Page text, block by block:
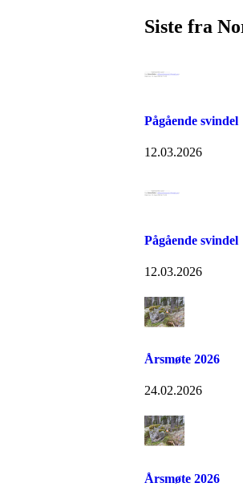
Siste fra
Pågående svindel
12.03.2026
Pågående svindel
12.03.2026
Årsmøte 2026
24.02.2026
Årsmøte 2026